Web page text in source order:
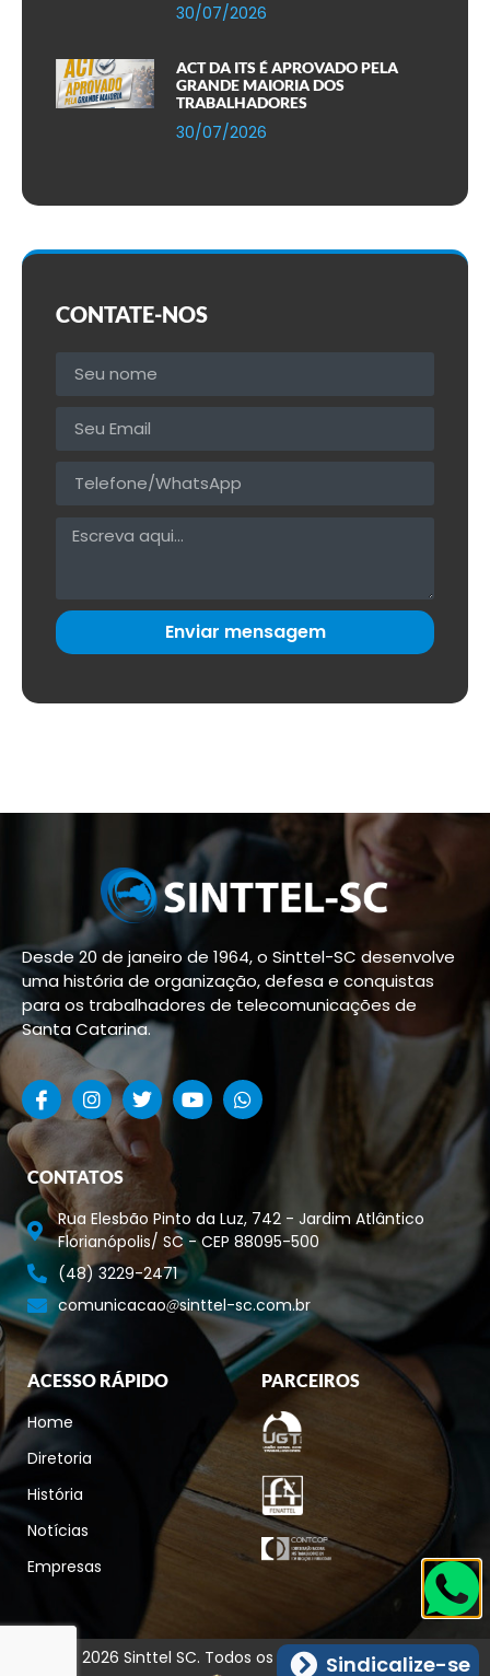
30/07/2026
ACT DA ITS É APROVADO PELA
GRANDE MAIORIA DOS
TRABALHADORES
30/07/2026
CONTATE-NOS
Enviar mensagem
Desde 20 de janeiro de 1964, o Sinttel-SC desenvolve
uma história de organização, defesa e conquistas
para os trabalhadores de telecomunicações de
Santa Catarina.
CONTATOS
Rua Elesbão Pinto da Luz, 742 - Jardim Atlântico
Florianópolis/ SC - CEP 88095-500
(48) 3229-2471
comunicacao
sinttel-sc.com.br
ACESSO RÁPIDO
Home
Diretoria
História
Notícias
Empresas
PARCEIROS
© 2026 Sinttel SC. Todos os direitos reservados.
Sindicalize-se